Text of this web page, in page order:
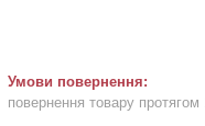
повернення товару протягом